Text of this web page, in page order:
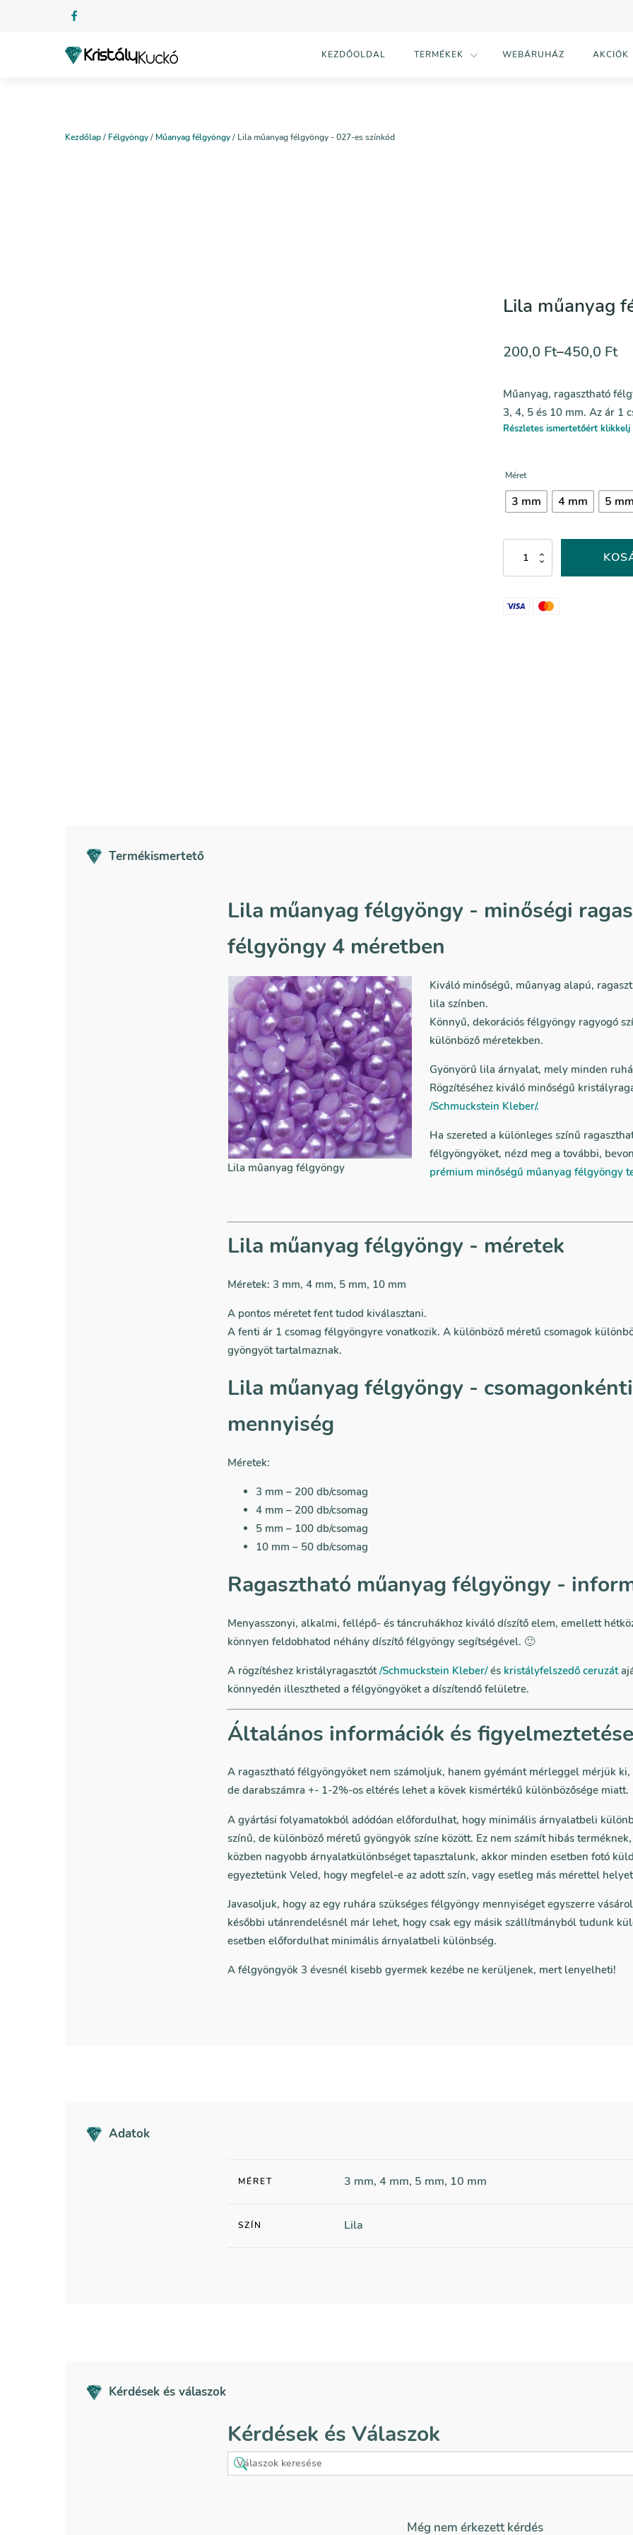
KEZDŐOLDAL TERMÉKEK WEBÁRUHÁZ AKCIÓK
Kezdőlap/ Félgyöngy/ Műanyag félgyöngy/ Lila műanyag félgyöngy - 027-es színkód
Lila műanyag
200,0 Ft–450,0 Ft
Műanyag, ragasztható
3, 4, 5 és 10 mm. Az ár 1
Részletes ismertetőért klikkelj
Méret
3 mm 4 mm 5 mm
műanyag
félgyöngy
027-
Termékismertető
Lila műanyag félgyöngy - minőségi
félgyöngy 4 méretben
Lila műanyag félgyöngy
Kiváló minőségű, műanyag alapú,
lila színben.
Könnyű, dekorációs félgyöngy ragyogó
különböző méretekben.
Gyönyörű lila árnyalat, mely minden
Rögzítéséhez kiváló minőségű
/Schmuckstein Kleber/.
Ha szereted a különleges színű
félgyöngyöket, nézd meg a további,
prémium minőségű műanyag félgyöngy
Lila műanyag félgyöngy - méretek
Méretek: 3 mm, 4 mm, 5 mm, 10 mm
A pontos méretet fent tudod kiválasztani.
A fenti ár 1 csomag félgyöngyre vonatkozik. A különböző méretű csomagok
gyöngyöt tartalmaznak.
Lila műanyag félgyöngy - csomagonkénti
mennyiség
Méretek:
3 mm – 200 db/csomag
4 mm – 200 db/csomag
5 mm – 100 db/csomag
10 mm – 50 db/csomag
Ragasztható műanyag félgyöngy -
Menyasszonyi, alkalmi, fellépő- és táncruhákhoz kiváló díszítő elem, emellett
könnyen feldobhatod néhány díszítő félgyöngy segítségével. 🙂
A rögzítéshez kristályragasztót/Schmuckstein Kleber/és kristályfelszedő ceruzát
könnyedén illesztheted a félgyöngyöket a díszítendő felületre.
Általános információk és
A ragasztható félgyöngyöket nem számoljuk, hanem gyémánt mérleggel mérjük
de darabszámra +- 1-2%-os eltérés lehet a kövek kismértékű különbözősége miatt.
A gyártási folyamatokból adódóan előfordulhat, hogy minimális árnyalatbeli
színű, de különböző méretű gyöngyök színe között. Ez nem számít hibás
közben nagyobb árnyalatkülönbséget tapasztalunk, akkor minden esetben fotó
egyeztetünk Veled, hogy megfelel-e az adott szín, vagy esetleg más mérettel
Javasoljuk, hogy az egy ruhára szükséges félgyöngy mennyiséget egyszerre
későbbi utánrendelésnél már lehet, hogy csak egy másik szállítmányból tudunk
esetben előfordulhat minimális árnyalatbeli különbség.
A félgyöngyök 3 évesnél kisebb gyermek kezébe ne kerüljenek, mert lenyelheti!
Adatok
MÉRET 3 mm, 4 mm, 5 mm, 10 mm
SZÍN Lila
Kérdések és válaszok
Kérdések és Válaszok
Még nem érkezett kérdés